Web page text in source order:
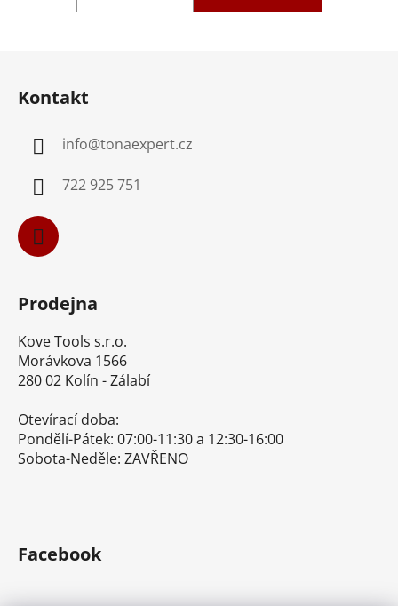
Kontakt
info@tonaexpert.cz
722 925 751
Prodejna
Kove Tools s.r.o.
Morávkova 1566
280 02 Kolín - Zálabí
Otevírací doba:
Pondělí-Pátek: 07:00-11:30 a 12:30-16:00
Sobota-Neděle: ZAVŘENO
Facebook